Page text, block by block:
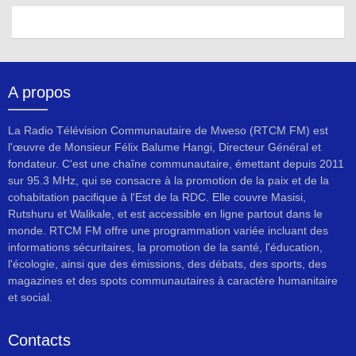
A propos
La Radio Télévision Communautaire de Mweso (RTCM FM) est
l'œuvre de Monsieur Félix Balume Hangi, Directeur Général et
fondateur. C'est une chaîne communautaire, émettant depuis 2011
sur 95.3 MHz, qui se consacre à la promotion de la paix et de la
cohabitation pacifique à l'Est de la RDC. Elle couvre Masisi,
Rutshuru et Walikale, et est accessible en ligne partout dans le
monde. RTCM FM offre une programmation variée incluant des
informations sécuritaires, la promotion de la santé, l'éducation,
l'écologie, ainsi que des émissions, des débats, des sports, des
magazines et des spots communautaires à caractère humanitaire
et social.
Contacts